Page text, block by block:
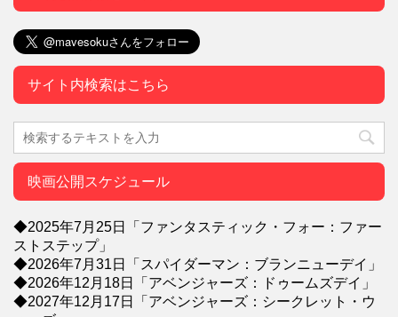
サイト内検索はこちら
映画公開スケジュール
◆2025年7月25日「ファンタスティック・フォー：ファー
ストステップ」
◆2026年7月31日「スパイダーマン：ブランニューデイ」
◆2026年12月18日「アベンジャーズ：ドゥームズデイ」
◆2027年12月17日「アベンジャーズ：シークレット・ウ